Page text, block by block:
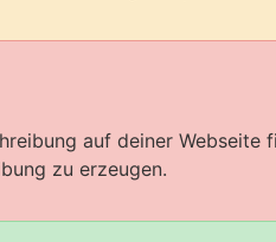
auf deiner Webseite
zu erzeugen.